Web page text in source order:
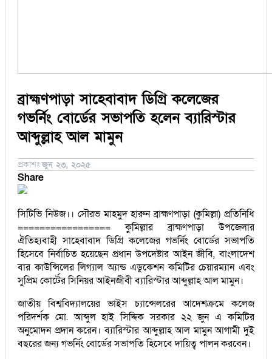
ব্রাহ্মণপাড়া সাহেবাবাদ ডিগ্রি কলেজের
গভর্নিং বোর্ডের সভাপতি হলেন ব্যারিস্টার
আব্দুল্লাহ আল মামুন
প্রকাশঃজুন ২৩, ২০২৫
Share
সিটিভি নিউজ।। সৌরভ মাহমুদ হারুন ব্রাহ্মণপাড়া (কুমিল্লা) প্রতিনিধি
================= কুমিল্লার ব্রাহ্মণপাড়া উপজেলার
ঐতিহ্যবাহী সাহেবাবাদ ডিগ্রি কলেজের গভর্নিং বোর্ডের সভাপতি
হিসেবে নির্বাচিত হয়েছেন প্রধান উপদেষ্টার আইন জীবি, বাংলাদেশ
বার কাউন্সিলের লিগ্যাল অ্যান্ড এডুকেশন কমিটির চেয়ারম্যান এবং
সুপ্রিম কোর্টের সিনিয়র আইনজীবী ব্যারিস্টার আব্দুল্লাহ আল মামুন।
জাতীয় বিশ্ববিদ্যালয়ের ভাইস চ্যান্সেলরের আদেশক্রমে কলেজ
পরিদর্শক মো. আব্দুল হাই সিদ্দিক সরকার ২২ জুন এ কমিটির
অনুমোদন প্রদান করেন। ব্যারিস্টার আব্দুল্লাহ আল মামুন আগামী দুই
বছরের জন্য গভর্নিং বোর্ডের সভাপতি হিসেবে দায়িত্ব পালন করবেন।